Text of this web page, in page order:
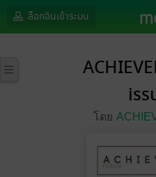
ล็อกอินเข้าระบบ
โดย